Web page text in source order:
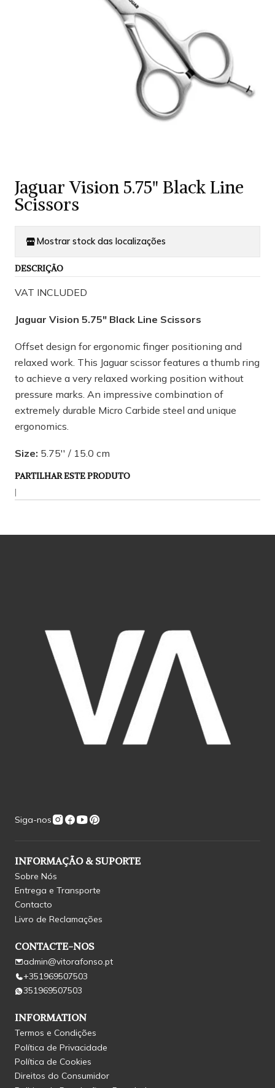
Jaguar Vision 5.75" Black Line
Scissors
Mostrar stock das localizações
DESCRIÇÃO
VAT INCLUDED
Jaguar Vision 5.75" Black Line Scissors
Offset design for ergonomic finger positioning and
relaxed work. This Jaguar scissor features a thumb ring
to achieve a very relaxed working position without
pressure marks. An impressive combination of
extremely durable Micro Carbide steel and unique
ergonomics.
Size: 5.75'' / 15.0 cm
PARTILHAR ESTE PRODUTO
|
Siga-nos
INFORMAÇÃO & SUPORTE
Sobre Nós
Entrega e Transporte
Contacto
Livro de Reclamações
CONTACTE-NOS
admin@vitorafonso.pt
+351969507503
351969507503
INFORMATION
Termos e Condições
Política de Privacidade
Política de Cookies
Direitos do Consumidor